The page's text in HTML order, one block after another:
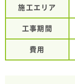
施工エリア
工事期間
費用